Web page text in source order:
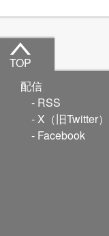
TOP
配信
RSS
X（旧Twitter）
Facebook